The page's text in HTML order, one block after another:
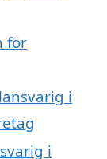
för
i
i